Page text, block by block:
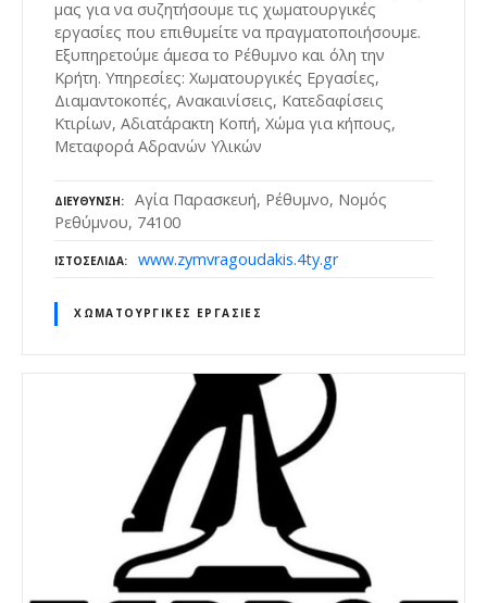
μας για να συζητήσουμε τις χωματουργικές
εργασίες που επιθυμείτε να πραγματοποιήσουμε.
Εξυπηρετούμε άμεσα το Ρέθυμνο και όλη την
Κρήτη. Υπηρεσίες: Χωματουργικές Εργασίες,
Διαμαντοκοπές, Ανακαινίσεις, Κατεδαφίσεις
Κτιρίων, Αδιατάρακτη Κοπή, Χώμα για κήπους,
Μεταφορά Αδρανών Υλικών
ΔΙΕΎΘΥΝΣΗ
Αγία Παρασκευή, Ρέθυμνο, Νομός
Ρεθύμνου, 74100
ΙΣΤΟΣΕΛΊΔΑ www.zymvragoudakis.4ty.gr
ΧΩΜΑΤΟΥΡΓΙΚΈΣ ΕΡΓΑΣΊΕΣ